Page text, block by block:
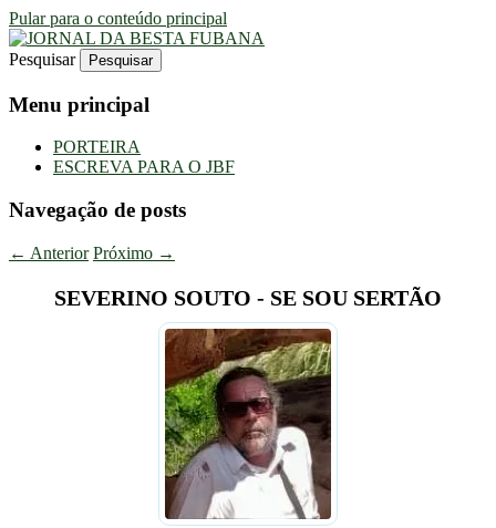
Pular para o conteúdo principal
JORNAL DA BESTA FUBANA
Uma Gazeta Escrota
Pesquisar
Menu principal
PORTEIRA
ESCREVA PARA O JBF
Navegação de posts
← Anterior Próximo →
SEVERINO SOUTO - SE SOU SERTÃO